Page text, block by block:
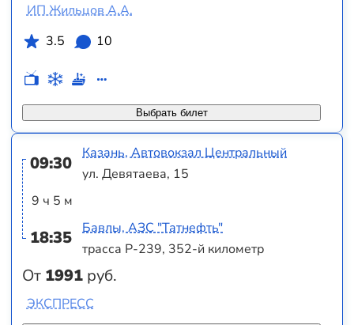
Выбрать билет
ИП Жильцов А.А.
3.5
10
09:30
9 ч 5 м
18:35
От 1991 руб.
Казань, Автовокзал Центральный
ул. Девятаева, 15
Бавлы, АЗС "Татнефть"
трасса Р-239, 352-й километр
ЭКСПРЕСС